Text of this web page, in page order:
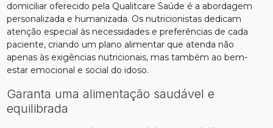
domiciliar oferecido pela Qualitcare Saúde é a abordagem
personalizada e humanizada. Os nutricionistas dedicam
atenção especial às necessidades e preferências de cada
paciente, criando um plano alimentar que atenda não
apenas às exigências nutricionais, mas também ao bem-
estar emocional e social do idoso.
Garanta uma alimentação saudável e
equilibrada